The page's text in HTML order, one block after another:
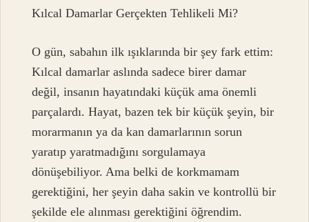
Kılcal Damarlar Gerçekten Tehlikeli Mi?
O gün, sabahın ilk ışıklarında bir şey fark ettim:
Kılcal damarlar aslında sadece birer damar
değil, insanın hayatındaki küçük ama önemli
parçalardı. Hayat, bazen tek bir küçük şeyin, bir
morarmanın ya da kan damarlarının sorun
yaratıp yaratmadığını sorgulamaya
dönüşebiliyor. Ama belki de korkmamam
gerektiğini, her şeyin daha sakin ve kontrollü bir
şekilde ele alınması gerektiğini öğrendim.